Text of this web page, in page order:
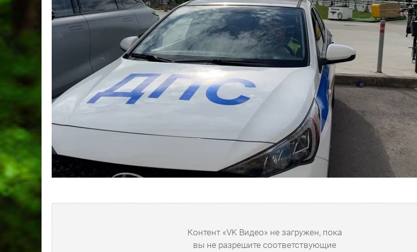
Контент «VK Видео» не загружен, пока
вы не разрешите соответствующие